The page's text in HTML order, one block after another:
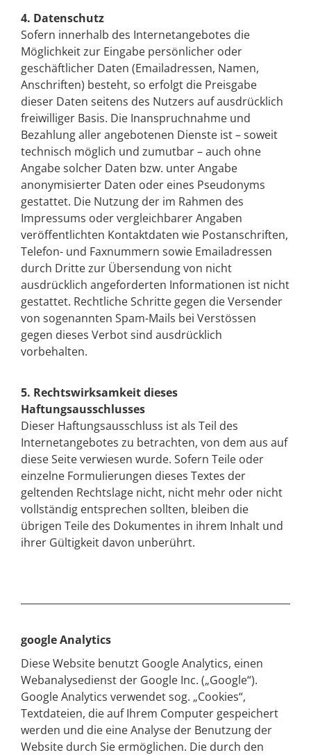
4. Datenschutz
Sofern innerhalb des Internetangebotes die
Möglichkeit zur Eingabe persönlicher oder
geschäftlicher Daten (Emailadressen, Namen,
Anschriften) besteht, so erfolgt die Preisgabe
dieser Daten seitens des Nutzers auf ausdrücklich
freiwilliger Basis. Die Inanspruchnahme und
Bezahlung aller angebotenen Dienste ist – soweit
technisch möglich und zumutbar – auch ohne
Angabe solcher Daten bzw. unter Angabe
anonymisierter Daten oder eines Pseudonyms
gestattet. Die Nutzung der im Rahmen des
Impressums oder vergleichbarer Angaben
veröffentlichten Kontaktdaten wie Postanschriften,
Telefon- und Faxnummern sowie Emailadressen
durch Dritte zur Übersendung von nicht
ausdrücklich angeforderten Informationen ist nicht
gestattet. Rechtliche Schritte gegen die Versender
von sogenannten Spam-Mails bei Verstössen
gegen dieses Verbot sind ausdrücklich
vorbehalten.
5. Rechtswirksamkeit dieses
Haftungsausschlusses
Dieser Haftungsausschluss ist als Teil des
Internetangebotes zu betrachten, von dem aus auf
diese Seite verwiesen wurde. Sofern Teile oder
einzelne Formulierungen dieses Textes der
geltenden Rechtslage nicht, nicht mehr oder nicht
vollständig entsprechen sollten, bleiben die
übrigen Teile des Dokumentes in ihrem Inhalt und
ihrer Gültigkeit davon unberührt.
google Analytics
Diese Website benutzt Google Analytics, einen
Webanalysedienst der Google Inc. („Google“).
Google Analytics verwendet sog. „Cookies“,
Textdateien, die auf Ihrem Computer gespeichert
werden und die eine Analyse der Benutzung der
Website durch Sie ermöglichen. Die durch den